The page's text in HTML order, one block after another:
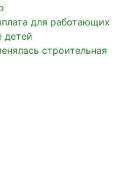
для работающих
детей
строительная